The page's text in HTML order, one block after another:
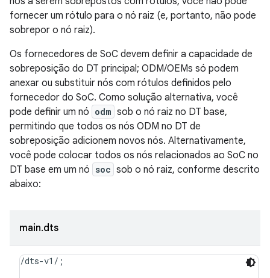
fornecer um rótulo para o nó raiz (e, portanto, não pode
sobrepor o nó raiz).
Os fornecedores de SoC devem definir a capacidade de
sobreposição do DT principal; ODM/OEMs só podem
anexar ou substituir nós com rótulos definidos pelo
fornecedor do SoC. Como solução alternativa, você
pode definir um nó odm sob o nó raiz no DT base,
permitindo que todos os nós ODM no DT de
sobreposição adicionem novos nós. Alternativamente,
você pode colocar todos os nós relacionados ao SoC no
DT base em um nó soc sob o nó raiz, conforme descrito
abaixo:
main.dts
/dts-v1/;